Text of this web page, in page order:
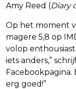
Amy Reed (Diary
Op het moment
magere 5,8 op
volop
iets anders,”
Facebookpagina.
erg goed!”